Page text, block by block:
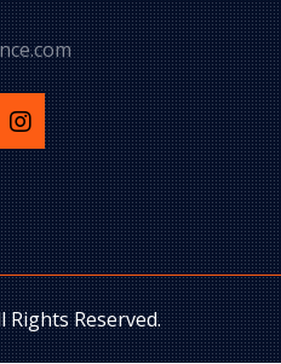
Rights Reserved.